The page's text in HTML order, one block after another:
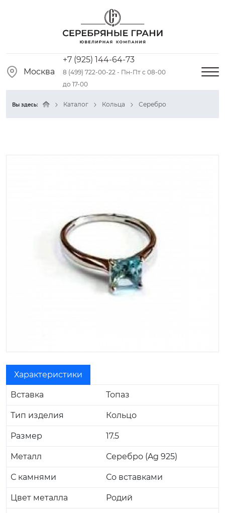
Москва
+7 (925) 144-64-73
8 (499) 722-00-22 - Пн-Пт с 08-00
до 17-00
Вы здесь: Каталог Кольца Серебро
Характеристики
Вставка Топаз
Тип изделия Кольцо
Размер 17.5
Металл Серебро (Ag 925)
С камнями Со вставками
Цвет металла Родий